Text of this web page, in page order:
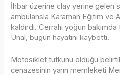
İhbar üzerine olay yerine gelen
ambulansla Karaman Eğitim ve
kaldırdı. Cerrahi yoğun bakımda
Ünal, bugün hayatını kaybetti.
Motosiklet tutkunu olduğu
cenazesinin yarın memleketi